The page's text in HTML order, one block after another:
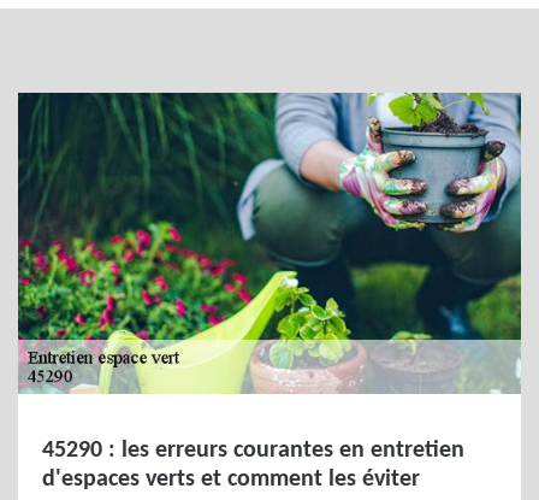
45290 : les erreurs courantes en entretien
d'espaces verts et comment les éviter